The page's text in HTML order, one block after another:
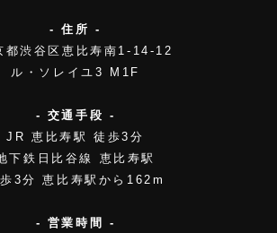
- 住所 -
都渋谷区恵比寿南1-14-12
ル・ソレイユ3 M1F
- 交通手段 -
JR 恵比寿駅 徒歩3分
下鉄日比谷線 恵比寿駅
3分 恵比寿駅から162m
- 営業時間 -